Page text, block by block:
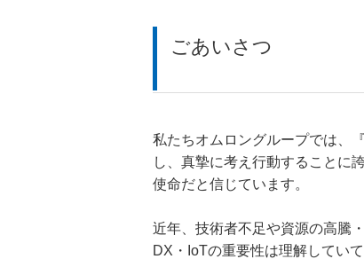
ごあいさつ
関西から、
私たちオムロングループでは、
し、真摯に考え行動することに
使命だと信じています。
近年、技術者不足や資源の高騰
DX・IoTの重要性は理解してい